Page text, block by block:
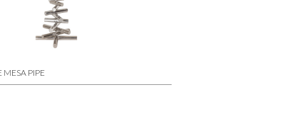
PIPE